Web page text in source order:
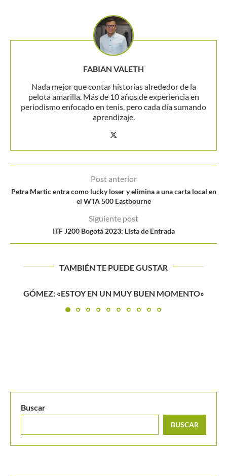
FABIAN VALETH
Nada mejor que contar historias alrededor de la
pelota amarilla. Más de 10 años de experiencia en
periodismo enfocado en tenis, pero cada día sumando
aprendizaje.
Post anterior
Petra Martic entra como lucky loser y elimina a una carta local en
el WTA 500 Eastbourne
Siguiente post
ITF J200 Bogotá 2023: Lista de Entrada
TAMBIÉN TE PUEDE GUSTAR
COLOMBIA JUGARÁ EN CASA ANTE CROACIA EL
Buscar
BUSCAR